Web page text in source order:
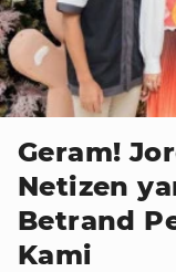
Geram!
Netizen
Betrand
Kami